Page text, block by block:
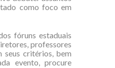
como foco em
fóruns estaduais
professores
seus critérios, bem
evento, procure